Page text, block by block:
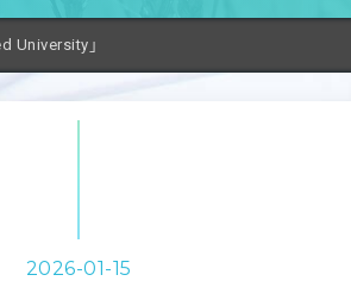
University」
2026-01-15